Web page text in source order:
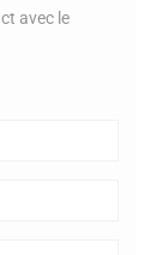
avec le